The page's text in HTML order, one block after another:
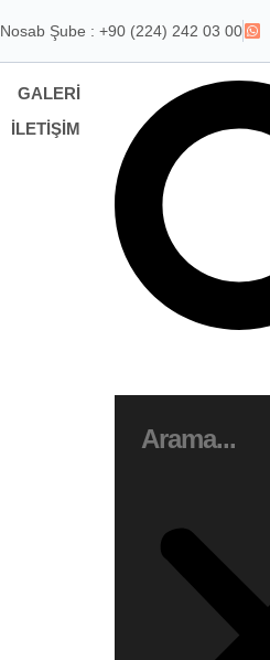
Nosab Şube : +90 (224) 242 03 00
GALERI
İLETIŞIM